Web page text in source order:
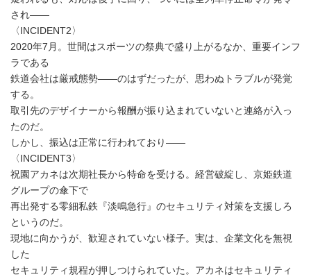
され――
〈INCIDENT2〉
2020年7月。世間はスポーツの祭典で盛り上がるなか、重要インフ
ラである
鉄道会社は厳戒態勢――のはずだったが、思わぬトラブルが発覚
する。
取引先のデザイナーから報酬が振り込まれていないと連絡が入っ
たのだ。
しかし、振込は正常に行われており――
〈INCIDENT3〉
祝園アカネは次期社長から特命を受ける。経営破綻し、京姫鉄道
グループの傘下で
再出発する零細私鉄『淡鳴急行』のセキュリティ対策を支援しろ
というのだ。
現地に向かうが、歓迎されていない様子。実は、企業文化を無視
した
セキュリティ規程が押しつけられていた。アカネはセキュリティ